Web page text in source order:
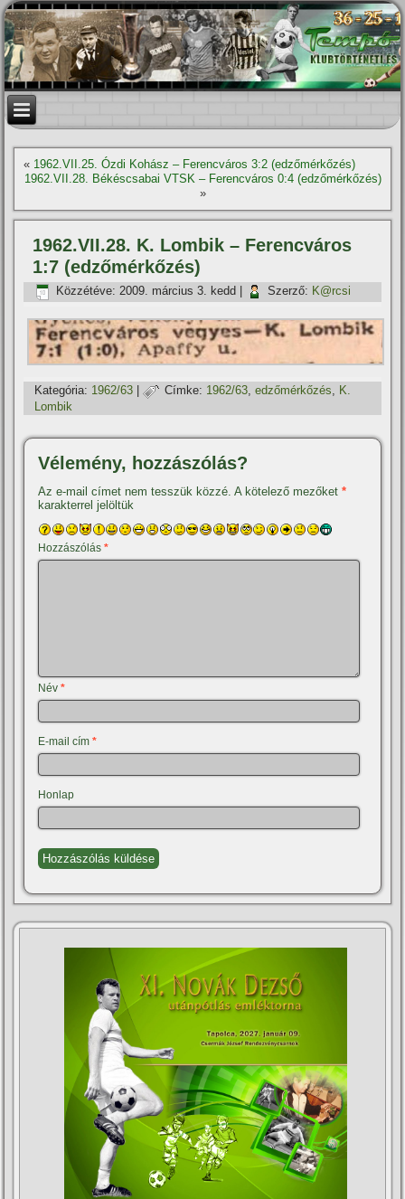
« 1962.VII.25. Ózdi Kohász – Ferencváros 3:2 (edzőmérkőzés)
1962.VII.28. Békéscsabai VTSK – Ferencváros 0:4 (edzőmérkőzés)
»
1962.VII.28. K. Lombik – Ferencváros
1:7 (edzőmérkőzés)
Közzétéve: 2009. március 3. kedd Szerző: K@rcsi
Kategória: 1962/63 | Címke: 1962/63,edzőmérkőzés, K.
Lombik
Vélemény, hozzászólás?
Az e-mail címet nem tesszük közzé. A kötelező mezőket*
karakterrel jelöltük
Hozzászólás*
Név*
E-mail cím*
Honlap